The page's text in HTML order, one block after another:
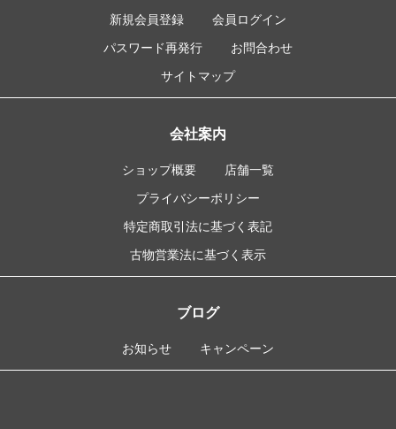
新規会員登録
会員ログイン
パスワード再発行
お問合わせ
サイトマップ
会社案内
ショップ概要
店舗一覧
プライバシーポリシー
特定商取引法に基づく表記
古物営業法に基づく表示
ブログ
お知らせ キャンペーン